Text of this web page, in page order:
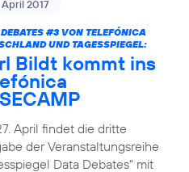
April 2017
#3VON TELEFÓNICA
UND TAGESSPIEGEL:
Bildt kommt ins
April findet die dritte
der Veranstaltungsreihe
Data Debates“ mit